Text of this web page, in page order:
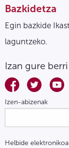
Bazkidetza
Egin bazkide
laguntzeko.
Izan gure berri
Izen-abizenak
Helbide elektronikoa